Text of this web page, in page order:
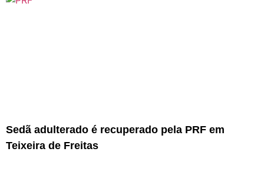
Sedã adulterado é recuperado pela PRF em
Teixeira de Freitas